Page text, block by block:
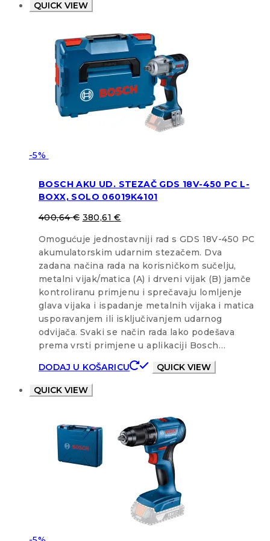
QUICK VIEW
-5%
BOSCH AKU UD. STEZAČ GDS 18V-450 PC L-
BOXX, SOLO 06019K4101
400,64€ 380,61€
Omogućuje jednostavniji rad s GDS 18V-450 PC
akumulatorskim udarnim stezačem. Dva
zadana načina rada na korisničkom sučelju,
metalni vijak/matica (A) i drveni vijak (B) jamče
kontroliranu primjenu i sprečavaju lomljenje
glava vijaka i ispadanje metalnih vijaka i matica
usporavanjem ili isključivanjem udarnog
odvijača. Svaki se način rada lako podešava
prema vrsti primjene u aplikaciji Bosch…
DODAJ U KOŠARICU
QUICK VIEW
QUICK VIEW